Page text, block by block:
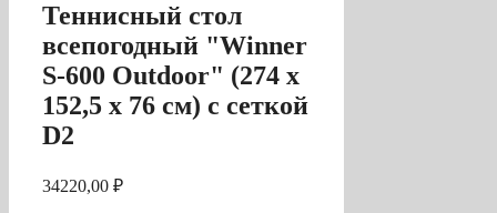
Теннисный стол
всепогодный "Winner
S-600 Outdoor" (274 х
152,5 х 76 см) с сеткой
D2
34220,00 ₽